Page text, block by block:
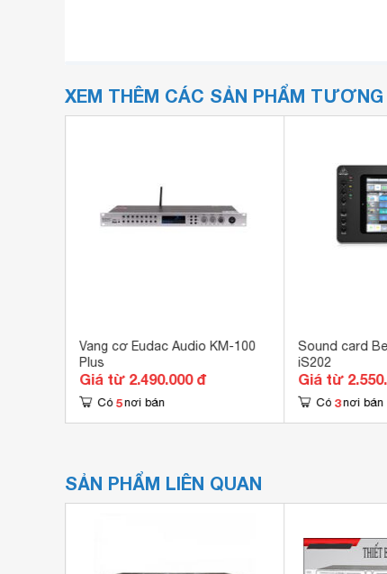
XEM THÊM CÁC SẢN PHẨM
Vang cơ Eudac Audio KM-100
Plus
Giá từ 2.490.000 đ
Có 5 nơi bán
Sound card
iS202
Giá từ
Có 3 nơi bán
SẢN PHẨM LIÊN QUAN